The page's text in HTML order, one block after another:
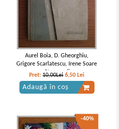
Aurel Boia, D. Gheorghiu,
Grigore Scarlatescu, Irene Soare
- Stenografia
Pret:10,00Lei 6,50 Lei
Adaugă în coș
-40%